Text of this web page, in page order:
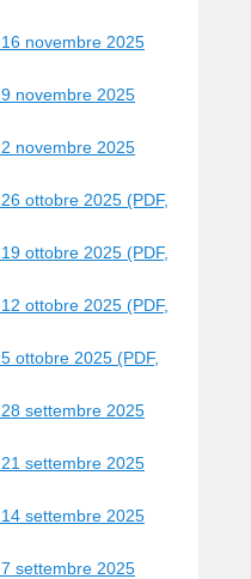
novembre 2025
novembre 2025
novembre 2025
ottobre 2025 (PDF,
ottobre 2025 (PDF,
ottobre 2025 (PDF,
ottobre 2025 (PDF,
settembre 2025
settembre 2025
settembre 2025
settembre 2025